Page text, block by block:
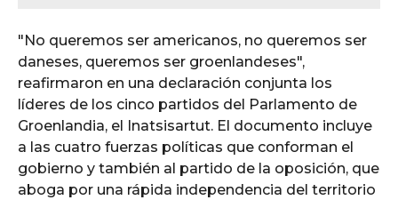
"No queremos ser americanos, no queremos ser
daneses, queremos ser groenlandeses",
reafirmaron en una declaración conjunta los
líderes de los cinco partidos del Parlamento de
Groenlandia, el Inatsisartut. El documento incluye
a las cuatro fuerzas políticas que conforman el
gobierno y también al partido de la oposición, que
aboga por una rápida independencia del territorio